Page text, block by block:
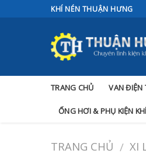
to
KHÍ NÉN THUẬN HƯNG
TRANG CHỦ VAN ĐIỆN
ỐNG HƠI & PHỤ KIỆN
TRANG CHỦ / XI